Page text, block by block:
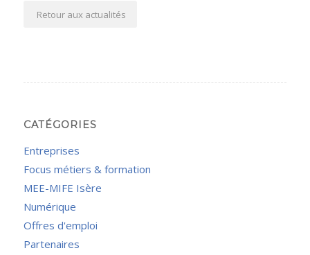
Retour aux actualités
CATÉGORIES
Entreprises
Focus métiers & formation
MEE-MIFE Isère
Numérique
Offres d'emploi
Partenaires